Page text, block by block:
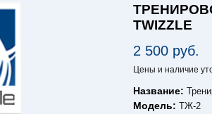
TWIZZLE
2 500 руб.
Цены и наличие
Название:
Модель:ТЖ-2